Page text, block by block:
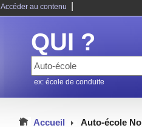
Accéder au contenu
QUI ?
ex: école de conduite
Accueil Auto-école